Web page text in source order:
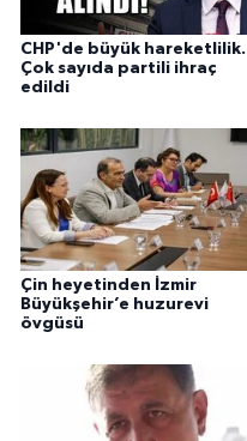
CHP'de büyük hareketlilik.
Çok sayıda partili ihraç
edildi
Çin heyetinden İzmir
Büyükşehir’e huzurevi
övgüsü